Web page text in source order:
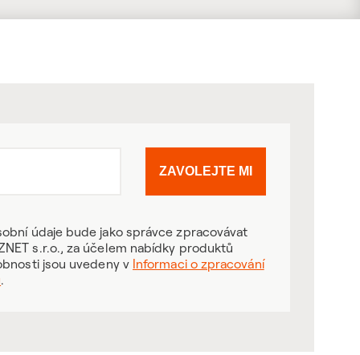
údaje bude jako správce zpracovávat
s.r.o., za účelem nabídky produktů
jsou uvedeny v Informaci o zpracování
.
ZAVOLEJTE MI